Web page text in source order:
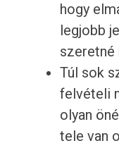
hogy
legjobb
Túl sok
felvételi
olyan
tele van